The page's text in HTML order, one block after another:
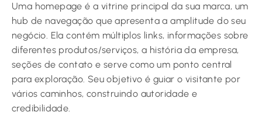
Uma homepage é a vitrine principal da sua marca, um
hub de navegação que apresenta a amplitude do seu
negócio. Ela contém múltiplos links, informações sobre
diferentes produtos/serviços, a história da empresa,
seções de contato e serve como um ponto central
para exploração. Seu objetivo é guiar o visitante por
vários caminhos, construindo autoridade e
credibilidade.